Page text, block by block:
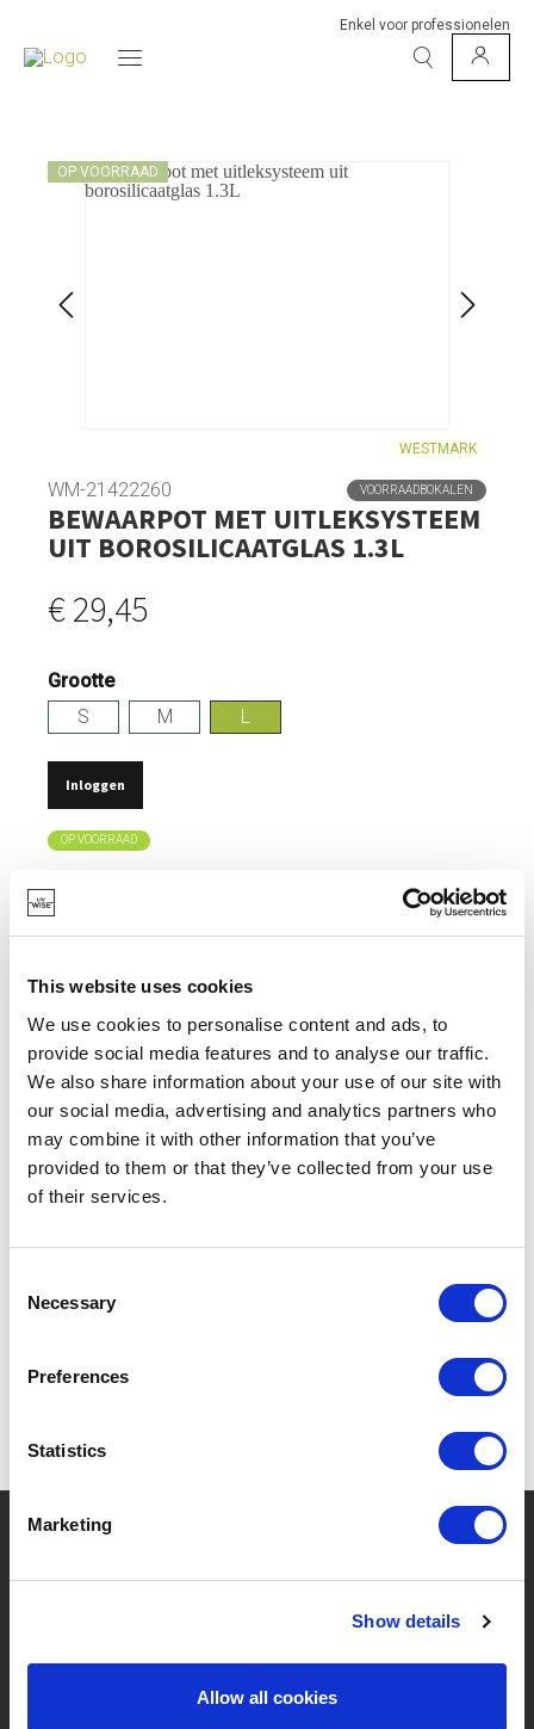
This website uses cookies
We use cookies to personalise content and ads, to
provide social media features and to analyse our traffic.
We also share information about your use of our site with
our social media, advertising and analytics partners who
may combine it with other information that you’ve
provided to them or that they’ve collected from your use
of their services.
Selection
Necessary
Preferences
Statistics
Marketing
Show details
Allow all cookies
Enkel voor professionelen
OP VOORRAAD
WESTMARK
WM-21422260 VOORRAADBOKALEN
BEWAARPOT MET UITLEKSYSTEEM
UIT BOROSILICAATGLAS 1.3L
€ 29,45
Grootte
L
M
S
Inloggen
OP VOORRAAD
VAN VOEDING IN VOCHT EN HET SERVEREN ERVAN
LEKVRIJ.
PAST IN DE DEUR VAN DE KOELKAST.
EASY FILL, PICK & CLEAN.
? Hebt u hulp nodig?